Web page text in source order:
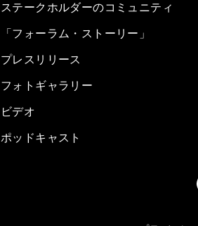
ステークホルダーのコミュニティ
「フォーラム・ストーリー」
プレスリリース
フォトギャラリー
ビデオ
ポッドキャスト